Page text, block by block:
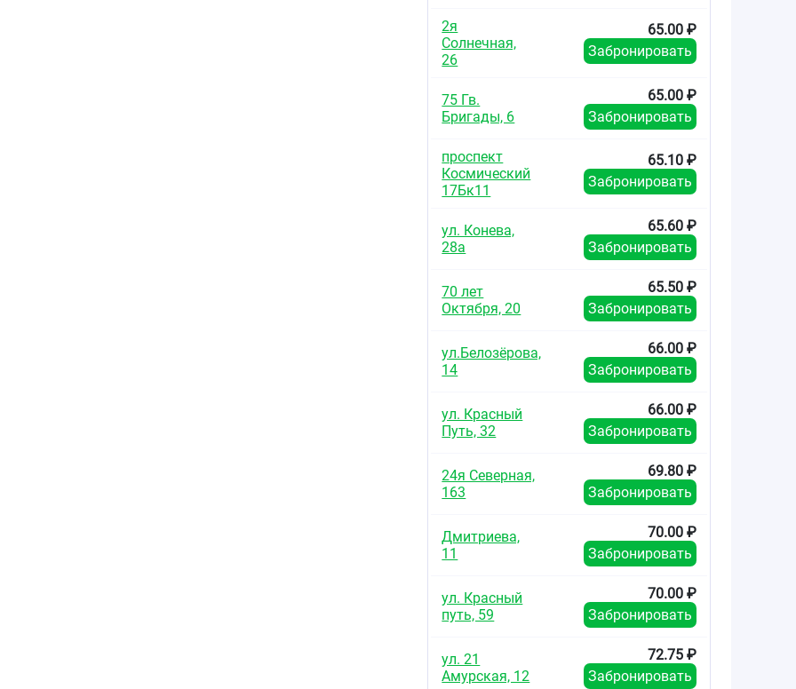
2я
Солнечная,
26
65.00 ₽
Забронировать
75 Гв.
Бригады, 6
65.00 ₽
Забронировать
проспект
Космический
17Бк11
65.10 ₽
Забронировать
ул. Конева,
28а
65.60 ₽
Забронировать
70 лет
Октября, 20
65.50 ₽
Забронировать
ул.Белозёрова,
14
66.00 ₽
Забронировать
ул. Красный
Путь, 32
66.00 ₽
Забронировать
24я Северная,
163
69.80 ₽
Забронировать
Дмитриева,
11
70.00 ₽
Забронировать
ул. Красный
путь, 59
70.00 ₽
Забронировать
ул. 21
Амурская, 12
72.75 ₽
Забронировать